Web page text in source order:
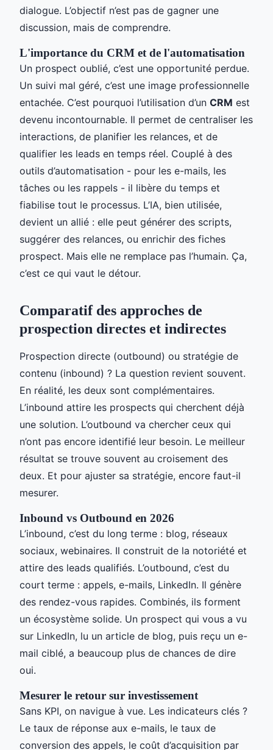
dialogue. L’objectif n’est pas de gagner une
discussion, mais de comprendre.
L'importance du CRM et de l'automatisation
Un prospect oublié, c’est une opportunité perdue.
Un suivi mal géré, c’est une image professionnelle
entachée. C’est pourquoi l’utilisation d’un CRM est
devenu incontournable. Il permet de centraliser les
interactions, de planifier les relances, et de
qualifier les leads en temps réel. Couplé à des
outils d’automatisation - pour les e-mails, les
tâches ou les rappels - il libère du temps et
fiabilise tout le processus. L’IA, bien utilisée,
devient un allié : elle peut générer des scripts,
suggérer des relances, ou enrichir des fiches
prospect. Mais elle ne remplace pas l’humain. Ça,
c’est ce qui vaut le détour.
Comparatif des approches de
prospection directes et indirectes
Prospection directe (outbound) ou stratégie de
contenu (inbound) ? La question revient souvent.
En réalité, les deux sont complémentaires.
L’inbound attire les prospects qui cherchent déjà
une solution. L’outbound va chercher ceux qui
n’ont pas encore identifié leur besoin. Le meilleur
résultat se trouve souvent au croisement des
deux. Et pour ajuster sa stratégie, encore faut-il
mesurer.
Inbound vs Outbound en 2026
L’inbound, c’est du long terme : blog, réseaux
sociaux, webinaires. Il construit de la notoriété et
attire des leads qualifiés. L’outbound, c’est du
court terme : appels, e-mails, LinkedIn. Il génère
des rendez-vous rapides. Combinés, ils forment
un écosystème solide. Un prospect qui vous a vu
sur LinkedIn, lu un article de blog, puis reçu un e-
mail ciblé, a beaucoup plus de chances de dire
oui.
Mesurer le retour sur investissement
Sans KPI, on navigue à vue. Les indicateurs clés ?
Le taux de réponse aux e-mails, le taux de
conversion des appels, le coût d’acquisition par